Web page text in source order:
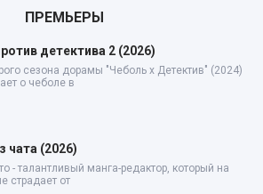
ПРЕМЬЕРЫ
детектива 2 (2026)
сезона дорамы "Чеболь x Детектив" (2024)
о чеболе в
чата (2026)
- талантливый манга-редактор, который на
страдает от